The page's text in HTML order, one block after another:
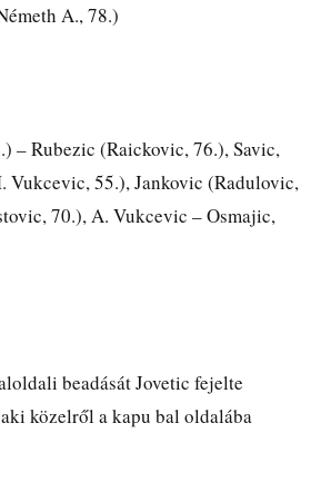
A., 78.)
– Rubezic (Raickovic, 76.), Savic,
Vukcevic, 55.), Jankovic (Radulovic,
70.), A. Vukcevic – Osmajic,
beadását Jovetic fejelte
közelről a kapu bal oldalába